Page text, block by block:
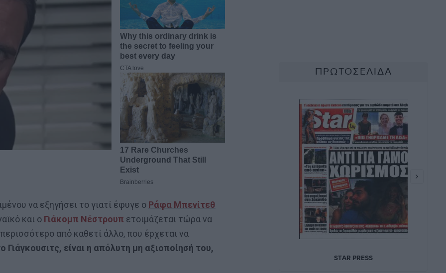
να εξηγήσει το γιατί έφυγε ο Ράφα Μπενίτεθ
και ο Γιάκομπ Νέστρουπ ετοιμάζεται τώρα να
από καθετί άλλο, που έρχεται να
Γιάγκουσιτς, είναι η απόλυτη μη αξιοποίησή του,